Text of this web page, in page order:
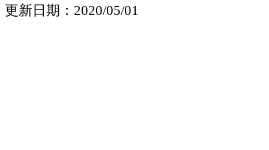
更新日期：2020/05/01